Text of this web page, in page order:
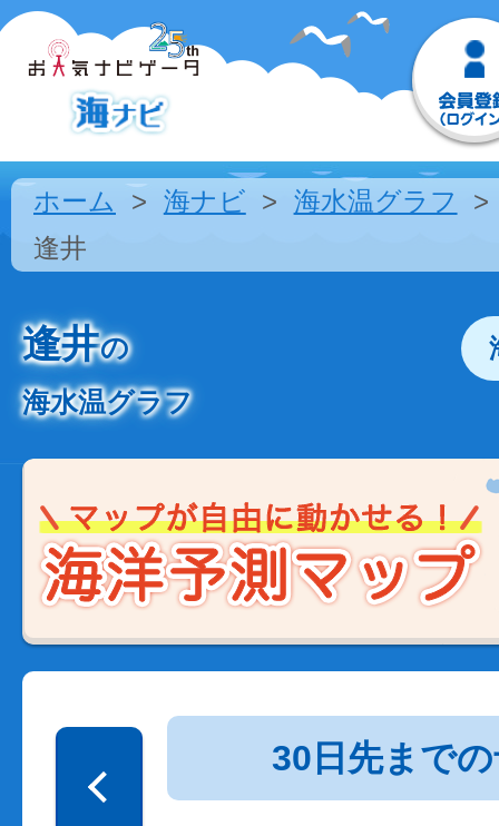
ホーム 海ナビ
海水温グラフ
逢井
逢井の
海水温グラフ
30日先まで